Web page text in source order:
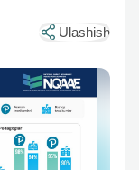
Ulashish